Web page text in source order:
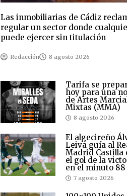
Las inmobiliarias de Cádiz
regular un sector donde
puede ejercer sin titulación
Redacción 8 agosto 2026
Tarifa se
hoy para una
de Artes
Mixtas (MMA)
8 agosto 2026
El algecireño
Leiva guía al
Madrid Castilla
el gol de la
en el minuto 88
7 agosto 2026